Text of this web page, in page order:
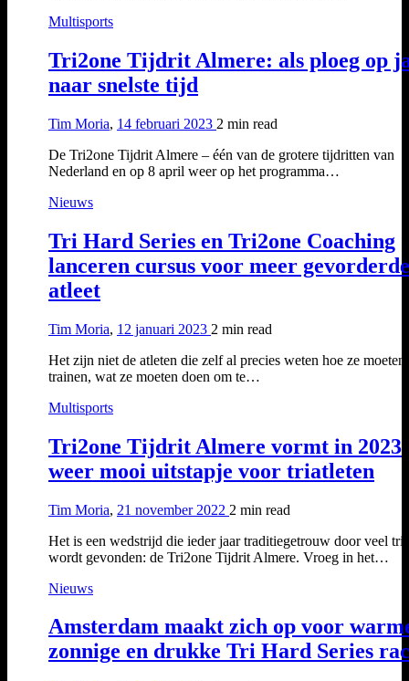
Multisports
Tri2one Tijdrit Almere: als ploeg op
naar snelste tijd
Tim Moria, 14 februari 2023 2 min read
De Tri2one Tijdrit Almere – één van de grotere tijdritten van
Nederland en op 8 april weer op het programma…
Nieuws
Tri Hard Series en Tri2one Coaching
lanceren cursus voor meer gevorderde
atleet
Tim Moria, 12 januari 2023 2 min read
Het zijn niet de atleten die zelf al precies weten hoe ze moeten
trainen, wat ze moeten doen om te…
Multisports
Tri2one Tijdrit Almere vormt in 2023
weer mooi uitstapje voor triatleten
Tim Moria, 21 november 2022 2 min read
Het is een wedstrijd die ieder jaar traditiegetrouw door veel
wordt gevonden: de Tri2one Tijdrit Almere. Vroeg in het…
Nieuws
Amsterdam maakt zich op voor
zonnige en drukke Tri Hard Series